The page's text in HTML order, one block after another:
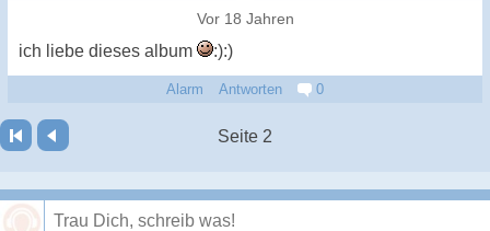
Vor 18 Jahren
ich liebe dieses album :):)
Alarm Antworten 0
Seite 2